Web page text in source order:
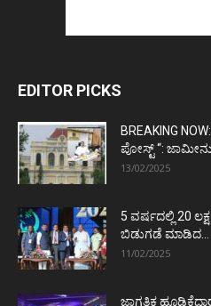
EDITOR PICKS
BREAKING
ಪೋಸ್ಟ್‌ “:
13/02/2025
5 ವರ್ಷದಲ್ಲಿ 20
ಬಿಡುಗಡೆ ಮಾಡಿದ...
11/02/2025
ಜಾಗತಿಕ